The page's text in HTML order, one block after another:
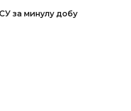
за минулу добу